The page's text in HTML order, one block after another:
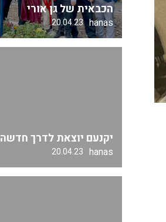
הכבאית של גן אורי
hanas
20.04.23
יקנעם יוצאת לדרך חדשה
hanas
20.04.23